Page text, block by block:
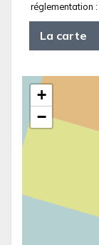
réglementation :
La carte